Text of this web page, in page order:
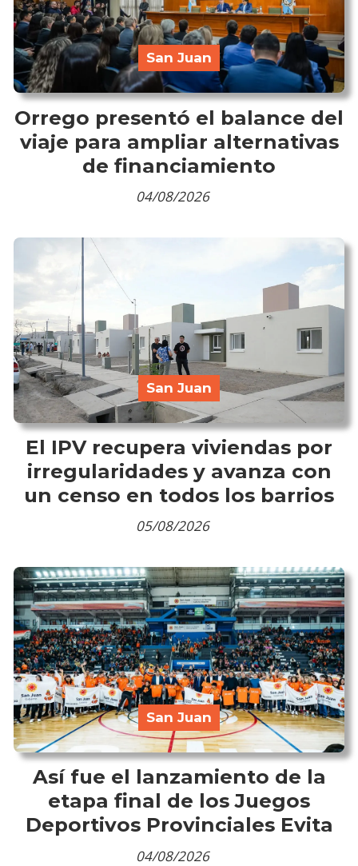
Orrego presentó el balance del
viaje para ampliar alternativas
de financiamiento
San Juan
04/08/2026
El IPV recupera viviendas por
irregularidades y avanza con
un censo en todos los barrios
San Juan
05/08/2026
Así fue el lanzamiento de la
etapa final de los Juegos
Deportivos Provinciales Evita
San Juan
04/08/2026